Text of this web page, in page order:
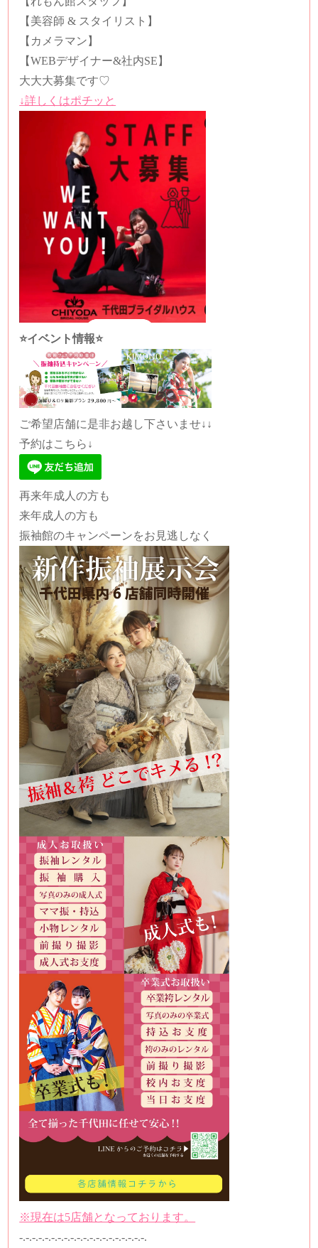
【美容師 & スタイリスト】
【カメラマン】
【WEBデザイナー&社内SE 】
大大大募集です♡
↓詳しくはポチッと
⭐️イベント情報⭐️
ご希望店舗に是非お越し下さいませ↓↓
予約はこちら↓
再来年成人の方も
来年成人の方も
振袖館のキャンペーンをお見逃しなく
※現在は5店舗となっております。
-.-.-.-.-.-.-.-.-.-.-.-.-.-.-.-.-.-.-.-.